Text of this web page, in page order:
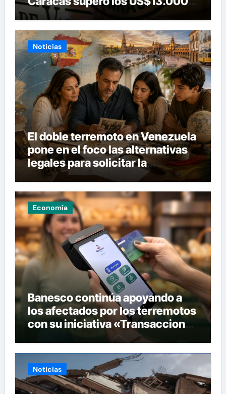
millones
Noticias
El doble terremoto en Venezuela
pone en el foco las alternativas
legales para solicitar la
nacionalidad por parte de
personas con vínculos
familiares en España y Portugal
Economía
Banesco continúa apoyando a
los afectados por los terremotos
con su iniciativa «Transacciones
Noticias